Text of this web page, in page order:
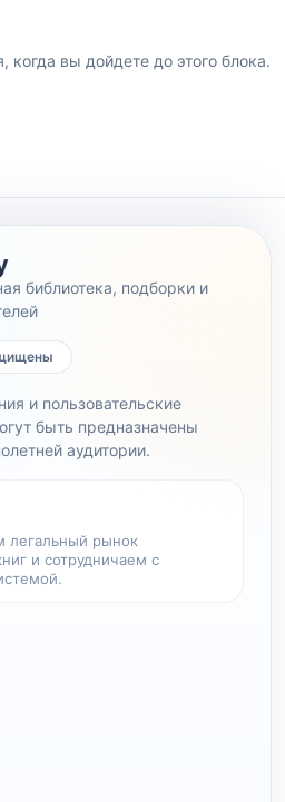
когда вы дойдете до этого блока.
библиотека, подборки и
и пользовательские
быть предназначены
аудитории.
легальный рынок
и сотрудничаем с